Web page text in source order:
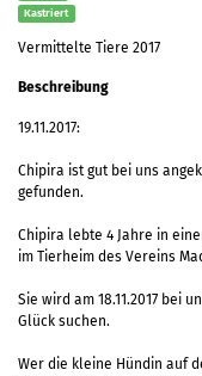
Kastriert
Vermittelte Tiere 2017
Beschreibung
19.11.2017:
Chipira ist gut bei uns
gefunden.
Chipira lebte 4 Jahre in
im Tierheim des Vereins
Sie wird am 18.11.2017 bei
Glück suchen.
Wer die kleine Hündin auf